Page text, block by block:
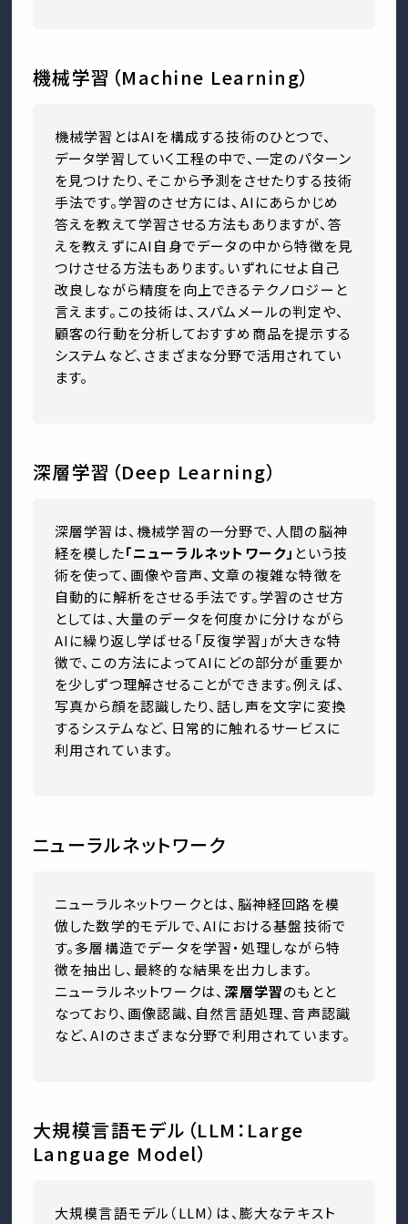
機械学習（Machine Learning）
機械学習とはAIを構成する技術のひとつで、
データ学習していく工程の中で、一定のパターン
を見つけたり、そこから予測をさせたりする技術
手法です。学習のさせ方には、AIにあらかじめ
答えを教えて学習させる方法もありますが、答
えを教えずにAI自身でデータの中から特徴を見
つけさせる方法もあります。いずれにせよ自己
改良しながら精度を向上できるテクノロジーと
言えます。この技術は、スパムメールの判定や、
顧客の行動を分析しておすすめ商品を提示する
システムなど、さまざまな分野で活用されてい
ます。
深層学習（Deep Learning）
深層学習は、機械学習の一分野で、人間の脳神
経を模した「ニューラルネットワーク」 という技
術を使って、画像や音声、文章の複雑な特徴を
自動的に解析をさせる手法です。学習のさせ方
としては、大量のデータを何度かに分けながら
AIに繰り返し学ばせる「反復学習」が大きな特
徴で、この方法によってAIにどの部分が重要か
を少しずつ理解させることができます。例えば、
写真から顔を認識したり、話し声を文字に変換
するシステムなど、日常的に触れるサービスに
利用されています。
ニューラルネットワーク
ニューラルネットワークとは、脳神経回路を模
倣した数学的モデルで、AIにおける基盤技術で
す。多層構造でデータを学習・処理しながら特
徴を抽出し、最終的な結果を出力します。
ニューラルネットワークは、深層学習のもとと
なっており、画像認識、自然言語処理、音声認識
など、AIのさまざまな分野で利用されています。
大規模言語モデル（LLM：Large
Language Model）
大規模言語モデル（LLM）は、膨大なテキスト